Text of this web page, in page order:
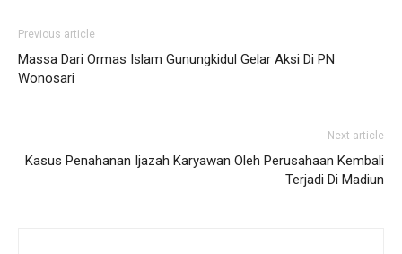
Previous article
Massa Dari Ormas Islam Gunungkidul Gelar Aksi Di PN
Wonosari
Next article
Kasus Penahanan Ijazah Karyawan Oleh Perusahaan Kembali
Terjadi Di Madiun